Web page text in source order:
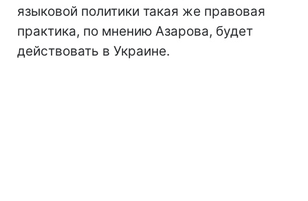
языковой политики такая же правовая
практика, по мнению Азарова, будет
действовать в Украине.